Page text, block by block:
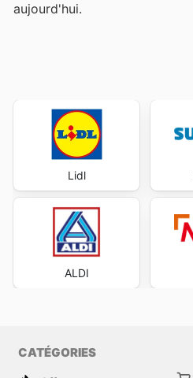
aujourd'hui.
Lidl
ALDI
CATÉGORIES